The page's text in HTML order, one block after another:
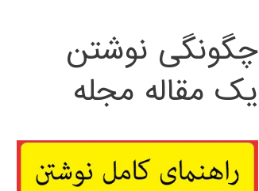
چگونگی نوشتن
یک مقاله مجله